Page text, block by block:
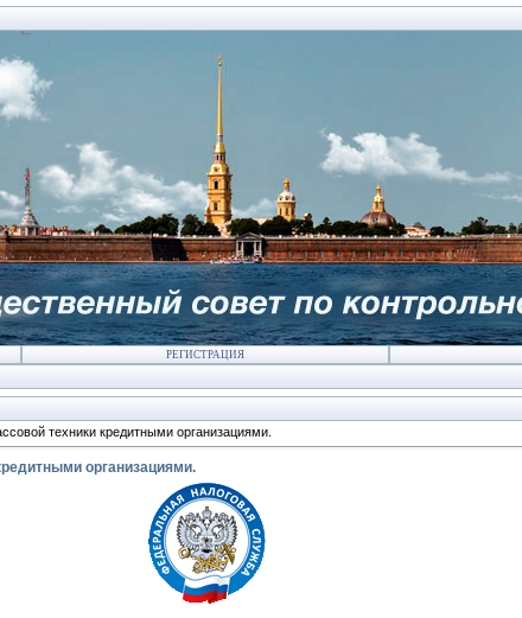
РЕГИСТРАЦИЯ
техники кредитными организациями.
организациями.